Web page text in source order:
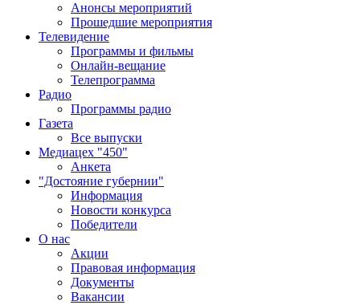
Анонсы мероприятий
Прошедшие мероприятия
Телевидение
Программы и фильмы
Онлайн-вещание
Телепрограмма
Радио
Программы радио
Газета
Все выпуски
Медиацех "450"
Анкета
"Достояние губернии"
Информация
Новости конкурса
Победители
О нас
Акции
Правовая информация
Документы
Вакансии